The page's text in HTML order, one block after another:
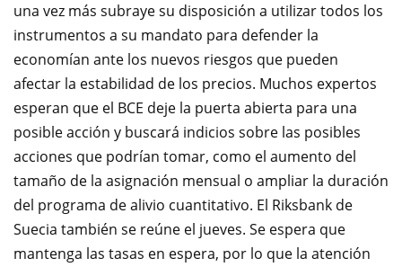
una vez más subraye su disposición a utilizar todos los
instrumentos a su mandato para defender la
economían ante los nuevos riesgos que pueden
afectar la estabilidad de los precios. Muchos expertos
esperan que el BCE deje la puerta abierta para una
posible acción y buscará indicios sobre las posibles
acciones que podrían tomar, como el aumento del
tamaño de la asignación mensual o ampliar la duración
del programa de alivio cuantitativo. El Riksbank de
Suecia también se reúne el jueves. Se espera que
mantenga las tasas en espera, por lo que la atención